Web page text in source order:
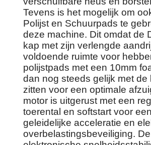
Tevens is het mogelijk om
Polijst en Schuurpads te
deze machine. Dit omdat de
kap met zijn verlengde
voldoende ruimte voor
polijstpads met een 10mm
dan nog steeds gelijk met de
zitten voor een optimale
motor is uitgerust met een
toerental en softstart voor een
geleidelijke acceleratie en
overbelastingsbeveiliging. De